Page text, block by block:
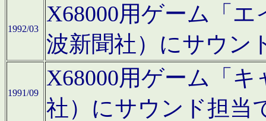
1992/03
X68000用ゲーム「
波新聞社）にサウン
1991/09
X68000用ゲーム「
社）にサウンド担当